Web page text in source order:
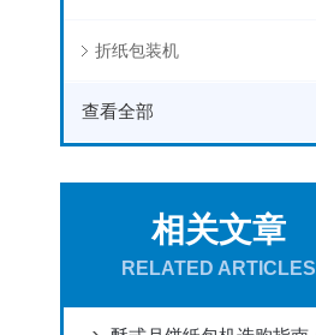
折纸包装机
查看全部
相关文章
RELATED ARTICLES